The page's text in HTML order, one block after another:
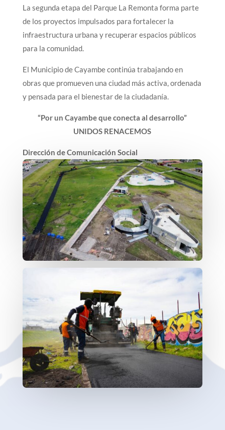
La segunda etapa del Parque La Remonta forma parte
de los proyectos impulsados para fortalecer la
infraestructura urbana y recuperar espacios públicos
para la comunidad.
El Municipio de Cayambe continúa trabajando en
obras que promueven una ciudad más activa, ordenada
y pensada para el bienestar de la ciudadanía.
“Por un Cayambe que conecta al desarrollo”
UNIDOS RENACEMOS
Dirección de Comunicación Social